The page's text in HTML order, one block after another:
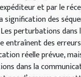
et par le
signification des
perturbations
entraînent des
réelle prévue,
dans la